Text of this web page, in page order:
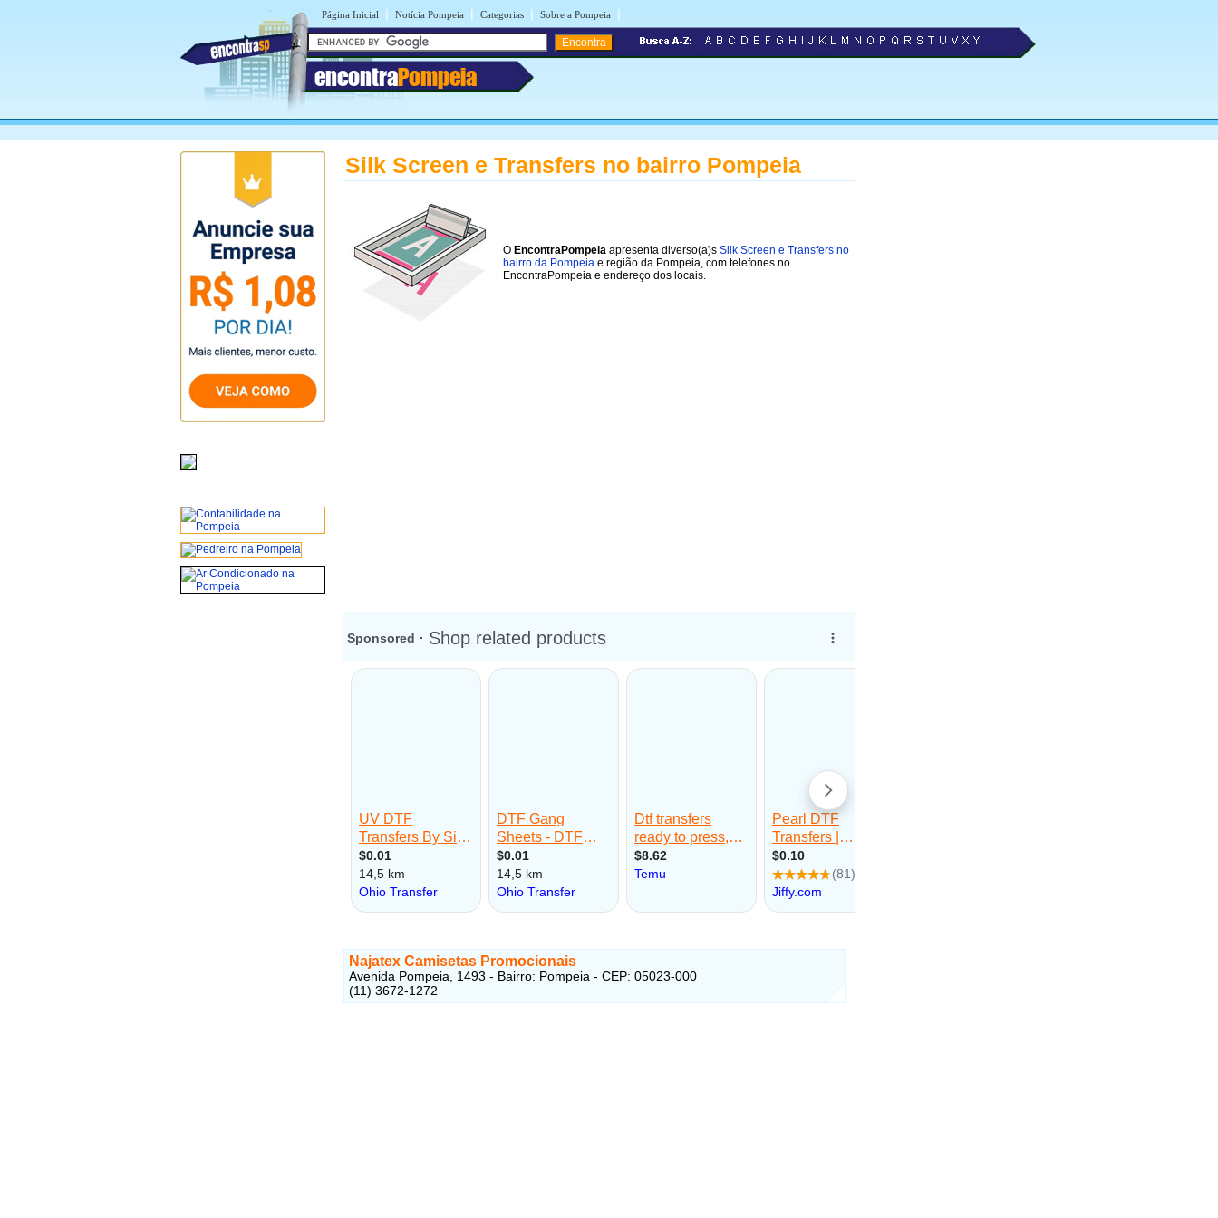
Página Inicial | Notícia Pompeia | Categorias | Sobre a Pompeia |
encontraPompeia
Silk Screen e Transfers no bairro Pompeia
O EncontraPompeia apresenta diverso(a)s Silk Screen e Transfers no
bairro da Pompeia e região da Pompeia, com telefones no
EncontraPompeia e endereço dos locais.
Najatex Camisetas Promocionais
Avenida Pompeia, 1493 - Bairro: Pompeia - CEP: 05023-000
(11) 3672-1272